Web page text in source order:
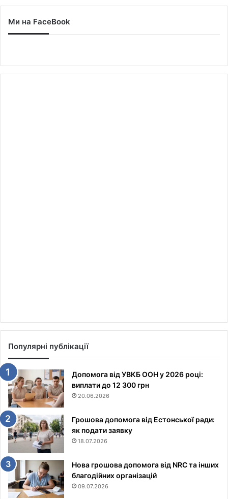
Ми на FaceBook
Популярні публікації
Допомога від УВКБ ООН у 2026 році:
виплати до 12 300 грн
20.06.2026
Грошова допомога від Естонської ради:
як подати заявку
18.07.2026
Нова грошова допомога від NRC та інших
благодійних організацій
09.07.2026